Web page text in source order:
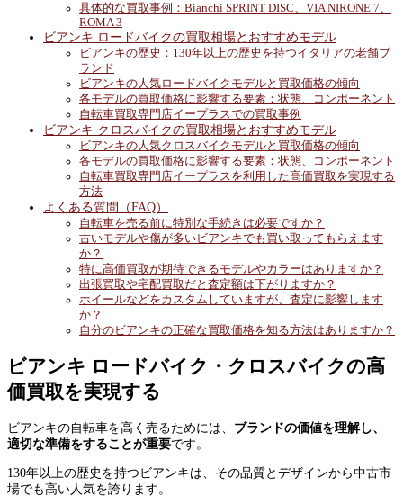
具体的な買取事例：Bianchi SPRINT DISC、VIA NIRONE 7、
ROMA 3
ビアンキ ロードバイクの買取相場とおすすめモデル
ビアンキの歴史：130年以上の歴史を持つイタリアの老舗ブ
ランド
ビアンキの人気ロードバイクモデルと買取価格の傾向
各モデルの買取価格に影響する要素：状態、コンポーネント
自転車買取専門店イープラスでの買取事例
ビアンキ クロスバイクの買取相場とおすすめモデル
ビアンキの人気クロスバイクモデルと買取価格の傾向
各モデルの買取価格に影響する要素：状態、コンポーネント
自転車買取専門店イープラスを利用した高価買取を実現する
方法
よくある質問（FAQ）
自転車を売る前に特別な手続きは必要ですか？
古いモデルや傷が多いビアンキでも買い取ってもらえます
か？
特に高価買取が期待できるモデルやカラーはありますか？
出張買取や宅配買取だと査定額は下がりますか？
ホイールなどをカスタムしていますが、査定に影響します
か？
自分のビアンキの正確な買取価格を知る方法はありますか？
ビアンキ ロードバイク・クロスバイクの高
価買取を実現する
ビアンキの自転車を高く売るためには、 ブランドの価値を理解し、
適切な準備をすることが重要です。
130年以上の歴史を持つビアンキは、その品質とデザインから中古市
場でも高い人気を誇ります。